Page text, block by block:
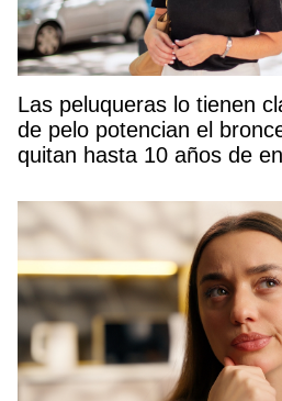
Las peluqueras lo tienen
de pelo potencian el
quitan hasta 10 años de